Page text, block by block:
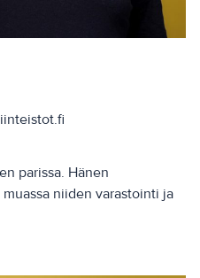
parissa. Hänen
niiden varastointi ja